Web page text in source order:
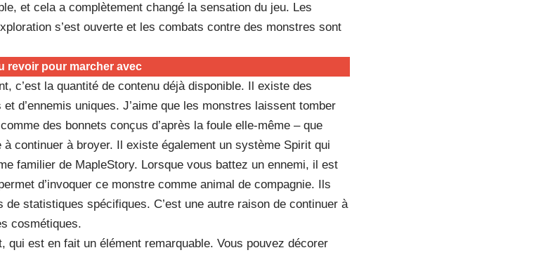
et cela a complètement changé la sensation du jeu. Les
s’est ouverte et les combats contre des monstres sont
revoir pour marcher avec
c’est la quantité de contenu déjà disponible. Il existe des
d’ennemis uniques. J’aime que les monstres laissent tomber
des bonnets conçus d’après la foule elle-même – que
continuer à broyer. Il existe également un système Spirit qui
familier de MapleStory. Lorsque vous battez un ennemi, il est
d’invoquer ce monstre comme animal de compagnie. Ils
de statistiques spécifiques. C’est une autre raison de continuer à
cosmétiques.
qui est en fait un élément remarquable. Vous pouvez décorer